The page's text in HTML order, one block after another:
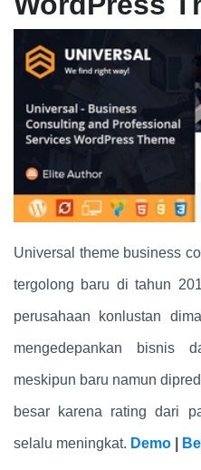
Universal theme business
tergolong baru di tahun
perusahaan konlustan
mengedepankan bisnis
meskipun baru namun
besar karena rating dari
selalu meningkat. Demo